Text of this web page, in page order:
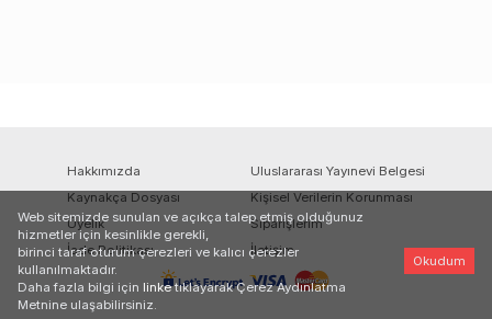
Hakkımızda
Uluslararası Yayınevi Belgesi
Kaynakça Dosyası
Kişisel Verilerin Korunması
Üyelik
Siparişlerim
İade Politikası
İletişim
Web sitemizde sunulan ve açıkça talep etmiş olduğunuz
hizmetler için kesinlikle gerekli,
birinci taraf oturum çerezleri ve kalıcı çerezler
kullanılmaktadır.
Daha fazla bilgi için linke tıklayarak Çerez Aydınlatma
Metnine ulaşabilirsiniz.
Okudum